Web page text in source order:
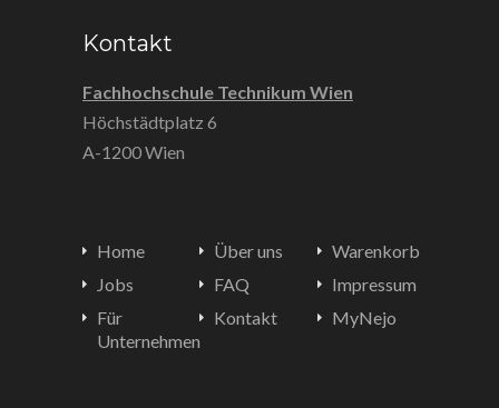
Kontakt
Fachhochschule Technikum Wien
Höchstädtplatz 6
A-1200 Wien
Home
Jobs
Für
Unternehmen
Über uns
FAQ
Kontakt
Warenkorb
Impressum
MyNejo